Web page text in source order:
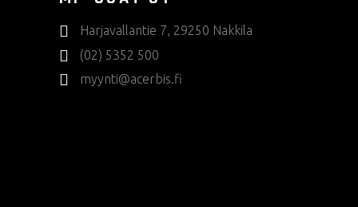
Harjavallantie 7, 29250 Nakkila
(02) 5352 500
myynti@acerbis.fi